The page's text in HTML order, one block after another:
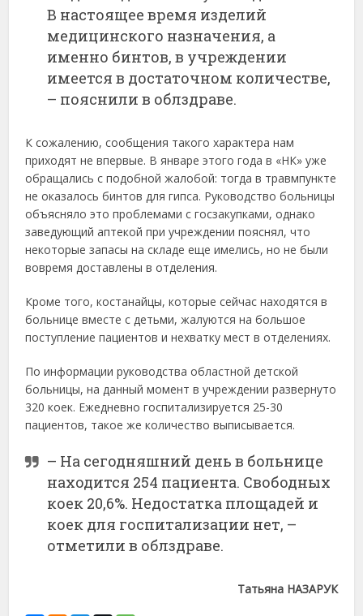
В настоящее время изделий
медицинского назначения, а
именно бинтов, в учреждении
имеется в достаточном количестве,
– пояснили в облздраве.
К сожалению, сообщения такого характера нам
приходят не впервые. В январе этого года в «НК» уже
обращались с подобной жалобой: тогда в травмпункте
не оказалось бинтов для гипса. Руководство больницы
объясняло это проблемами с госзакупками, однако
заведующий аптекой при учреждении пояснял, что
некоторые запасы на складе еще имелись, но не были
вовремя доставлены в отделения.
Кроме того, костанайцы, которые сейчас находятся в
больнице вместе с детьми, жалуются на большое
поступление пациентов и нехватку мест в отделениях.
По информации руководства областной детской
больницы, на данный момент в учреждении развернуто
320 коек. Ежедневно госпитализируется 25-30
пациентов, такое же количество выписывается.
– На сегодняшний день в больнице
находится 254 пациента. Свободных
коек 20,6%. Недостатка площадей и
коек для госпитализации нет, –
отметили в облздраве.
Татьяна НАЗАРУК